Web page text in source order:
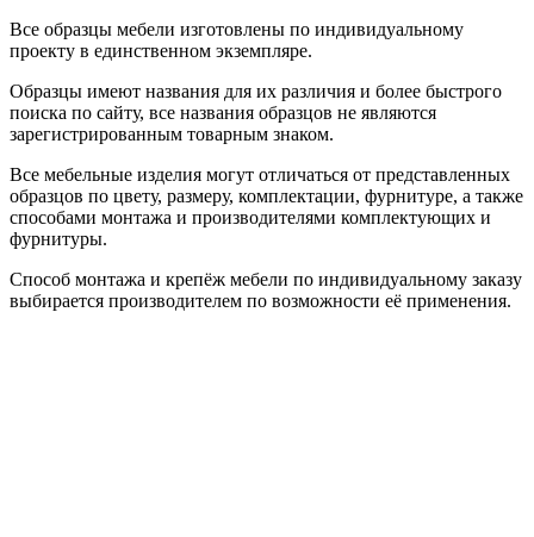
Все образцы мебели изготовлены по индивидуальному
проекту в единственном экземпляре.
Образцы имеют названия для их различия и более быстрого
поиска по сайту, все названия образцов не являются
зарегистрированным товарным знаком.
Все мебельные изделия могут отличаться от представленных
образцов по цвету, размеру, комплектации, фурнитуре, а также
способами монтажа и производителями комплектующих и
фурнитуры.
Способ монтажа и крепёж мебели по индивидуальному заказу
выбирается производителем по возможности её применения.